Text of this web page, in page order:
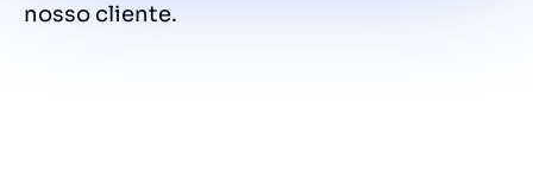
nosso cliente.